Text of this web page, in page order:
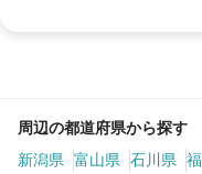
周辺の都道府県から探す
新潟県
富山県 石川県